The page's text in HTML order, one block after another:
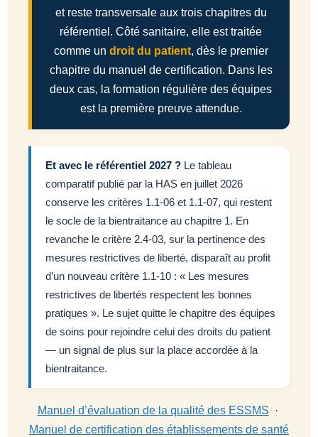
et reste transversale aux trois chapitres du
référentiel. Côté sanitaire, elle est traitée
comme un droit du patient, dès le premier
chapitre du manuel de certification. Dans les
deux cas, la formation régulière des équipes
est la première preuve attendue.
Et avec le référentiel 2027 ? Le tableau
comparatif publié par la HAS en juillet 2026
conserve les critères 1.1-06 et 1.1-07, qui restent
le socle de la bientraitance au chapitre 1. En
revanche le critère 2.4-03, sur la pertinence des
mesures restrictives de liberté, disparaît au profit
d’un nouveau critère 1.1-10 : « Les mesures
restrictives de libertés respectent les bonnes
pratiques ». Le sujet quitte le chapitre des équipes
de soins pour rejoindre celui des droits du patient
— un signal de plus sur la place accordée à la
bientraitance.
Manuel d’évaluation de la qualité des ESSMS ·
Manuel de certification des établissements de santé